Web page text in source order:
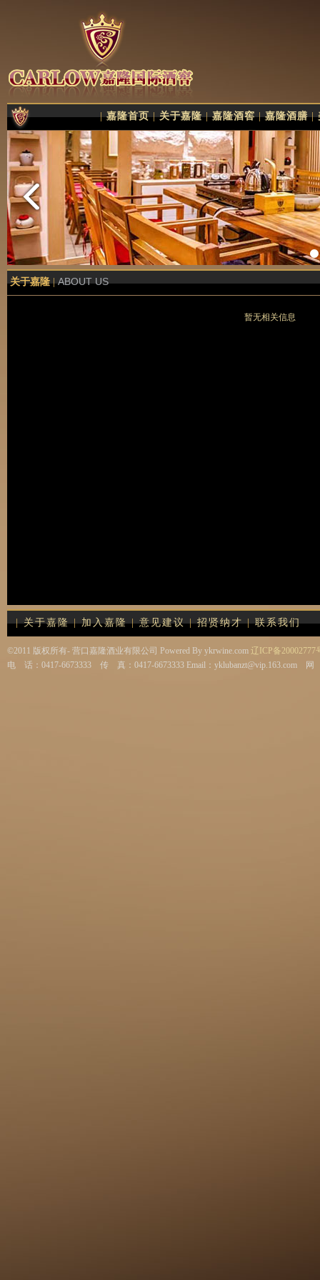
|嘉隆首页|关于嘉隆|嘉隆酒窖|嘉隆酒膳|
关于嘉隆|ABOUT US
暂无相关信息
|关于嘉隆|加入嘉隆|意见建议|招贤纳才|联系我们
©2011 版权所有- 营口嘉隆酒业有限公司 Powered By ykrwine.com 辽ICP备20002777
电 话：0417-6673333 传 真：0417-6673333 Email：yklubanzt@vip.163.com 网